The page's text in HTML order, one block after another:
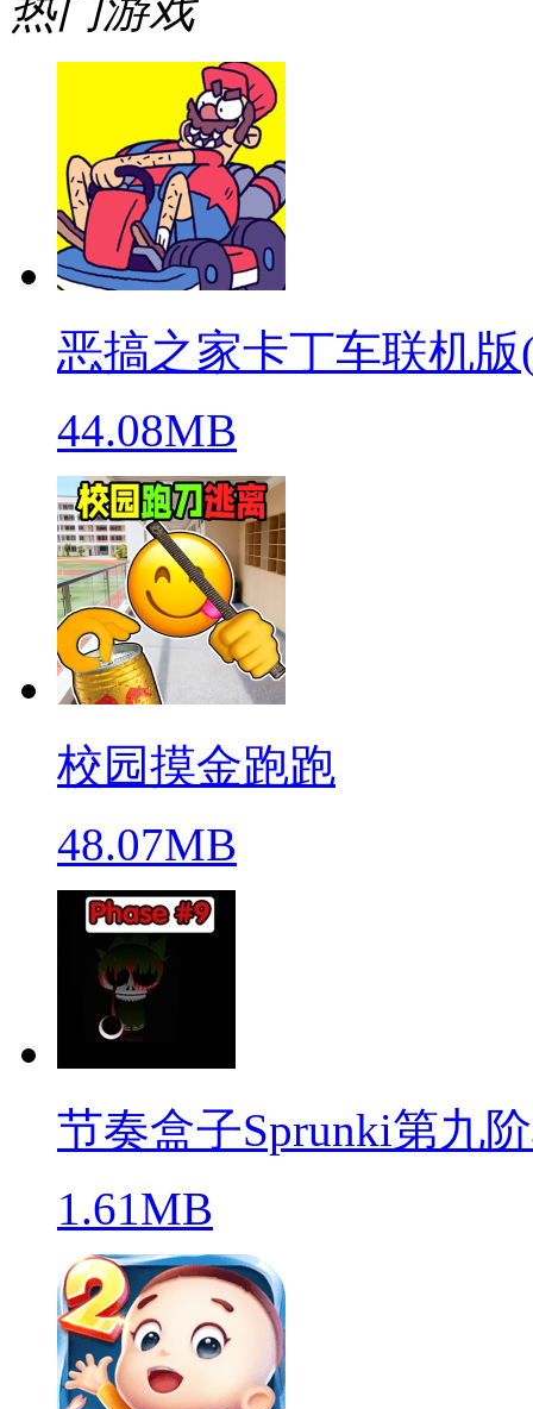
恶搞之家卡丁车联机版
44.08MB
校园摸金跑跑
48.07MB
节奏盒子Sprunki第九
1.61MB